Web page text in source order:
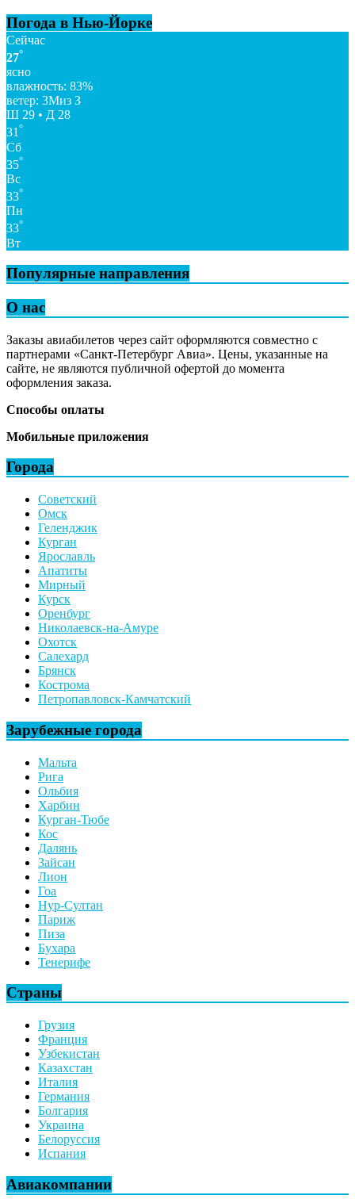
Погода в Нью-Йорке
Сейчас
27°
ясно
влажность: 83%
ветер: 3Миз З
Ш 29 • Д 28
31°
Сб
35°
Вс
33°
Пн
33°
Вт
Популярные направления
О нас
Заказы авиабилетов через сайт оформляются совместно с
партнерами «Санкт-Петербург Авиа». Цены, указанные на
сайте, не являются публичной офертой до момента
оформления заказа.
Способы оплаты
Мобильные приложения
Города
Советский
Омск
Геленджик
Курган
Ярославль
Апатиты
Мирный
Курск
Оренбург
Николаевск-на-Амуре
Охотск
Салехард
Брянск
Кострома
Петропавловск-Камчатский
Зарубежные города
Мальта
Рига
Ольбия
Харбин
Курган-Тюбе
Кос
Далянь
Зайсан
Лион
Гоа
Нур-Султан
Париж
Пиза
Бухара
Тенерифе
Страны
Грузия
Франция
Узбекистан
Казахстан
Италия
Германия
Болгария
Украина
Белоруссия
Испания
Авиакомпании